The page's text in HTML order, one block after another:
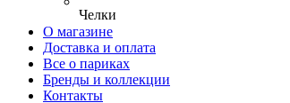
Челки
О магазине
Доставка и оплата
Все о париках
Бренды и коллекции
Контакты